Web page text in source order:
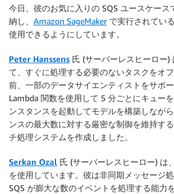
今日、彼のお気に入りの SQS ユースケース
納し、 Amazon SageMakerで実行されてい
使用できるようにしています。
Peter Hanssens 氏 (サーバーレスヒーロー)
て、すぐに処理する必要のないタスクをオ
前、一部のデータサイエンティストをサポ
Lambda 関数を使用して 5 分ごとにキュー
ンスタンスを起動してモデルを構築しなが
ンスの最大数に対する厳密な制御を維持す
チ処理システムを作成しました。
Serkan Ozal 氏 (サーバーレスヒーロー) は
を使用しています。彼は非同期メッセージ処
SQS が膨大な数のイベントを処理する能力